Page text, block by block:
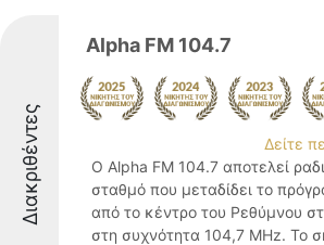
Διακριθέντες
Alpha FM 104.7
Δείτε
Ο Alpha FM 104.7 αποτελεί
σταθμό που μεταδίδει το
από το κέντρο του Ρεθύμνου
στη συχνότητα 104,7 MHz. Το